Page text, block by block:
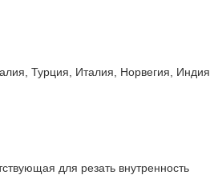
Турция, Италия, Норвегия, Индия,
для резать внутренность